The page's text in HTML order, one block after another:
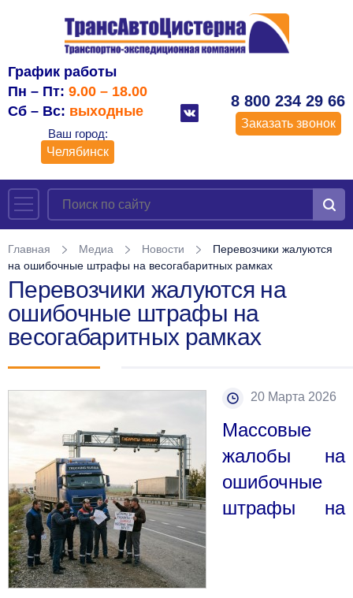
График работы
Пн – Пт: 9.00 – 18.00
Сб – Вс: выходные
Ваш город:
Челябинск
8 800 234 29 66
Заказать звонок
Главная Медиа Новости
Перевозчики жалуются
на ошибочные штрафы на весогабаритных рамках
Перевозчики жалуются на
ошибочные штрафы на
весогабаритных рамках
20 Марта 2026
Массовые
жалобы на
ошибочные
штрафы на